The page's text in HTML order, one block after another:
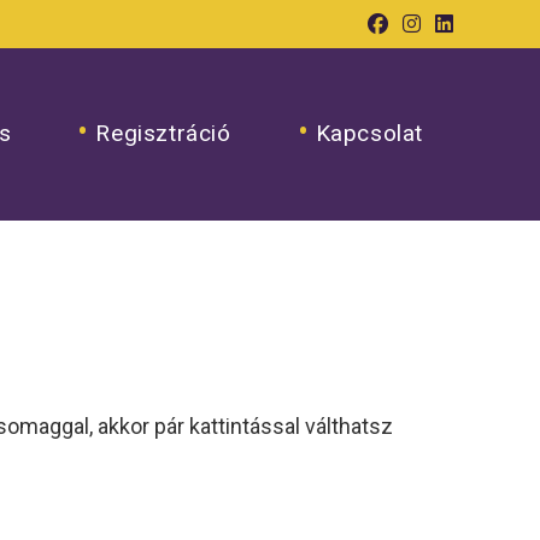
Regisztráció Kapcsolat
akkor pár kattintással válthatsz